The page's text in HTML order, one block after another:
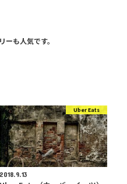
ーも人気です。
Uber Eats
2018.9.13